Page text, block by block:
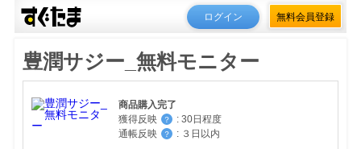
ログイン 無料会員登録
豊潤サジー_無料モニター
商品購入完了
獲得反映
？ : 30日程度
通帳反映
？ : ３日以内